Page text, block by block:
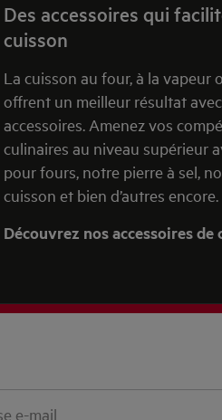
Des accessoires qui
cuisson
La cuisson au four, à la vapeur
offrent un meilleur résultat
accessoires. Amenez vos
culinaires au niveau supérieur
pour fours, notre pierre à sel,
cuisson et bien d’autres encore.
Découvrez nos accessoires de